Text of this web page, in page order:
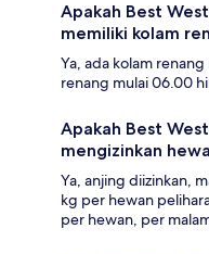
Apakah Best
memiliki kolam
Ya, ada kolam
renang mulai 06.00
Apakah Best
mengizinkan
Ya, anjing diizinkan,
kg per hewan
per hewan, per